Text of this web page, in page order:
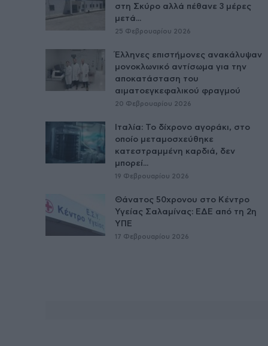
στη Σκύρο αλλά πέθανε 3 μέρες
μετά...
25 Φεβρουαρίου 2026
Έλληνες επιστήμονες ανακάλυψαν
μονοκλωνικό αντίσωμα για την
αποκατάσταση του
αιματοεγκεφαλικού φραγμού
20 Φεβρουαρίου 2026
Ιταλία: Το δίχρονο αγοράκι, στο
οποίο μεταμοσχεύθηκε
κατεστραμμένη καρδιά, δεν
μπορεί...
19 Φεβρουαρίου 2026
Θάνατος 50χρονου στο Κέντρο
Υγείας Σαλαμίνας: ΕΔΕ από τη 2η
ΥΠΕ
17 Φεβρουαρίου 2026